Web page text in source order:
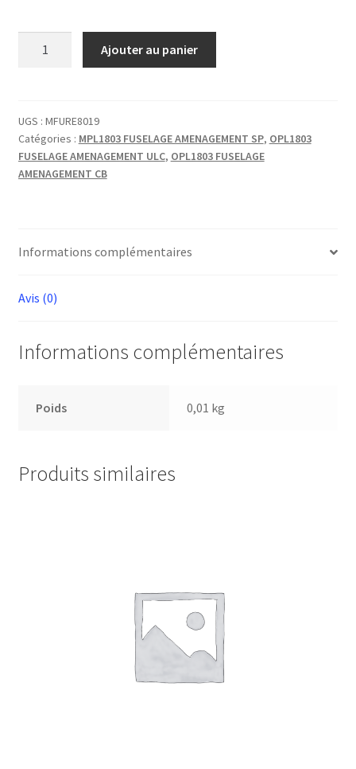
ARTI.
INF.
90°
L
Ajouter au panier
UGS : MFURE8019
Catégories : MPL1803 FUSELAGE AMENAGEMENT SP, OPL1803
FUSELAGE AMENAGEMENT ULC, OPL1803 FUSELAGE
AMENAGEMENT CB
Informations complémentaires
Avis (0)
Informations complémentaires
Poids 0,01 kg
Produits similaires